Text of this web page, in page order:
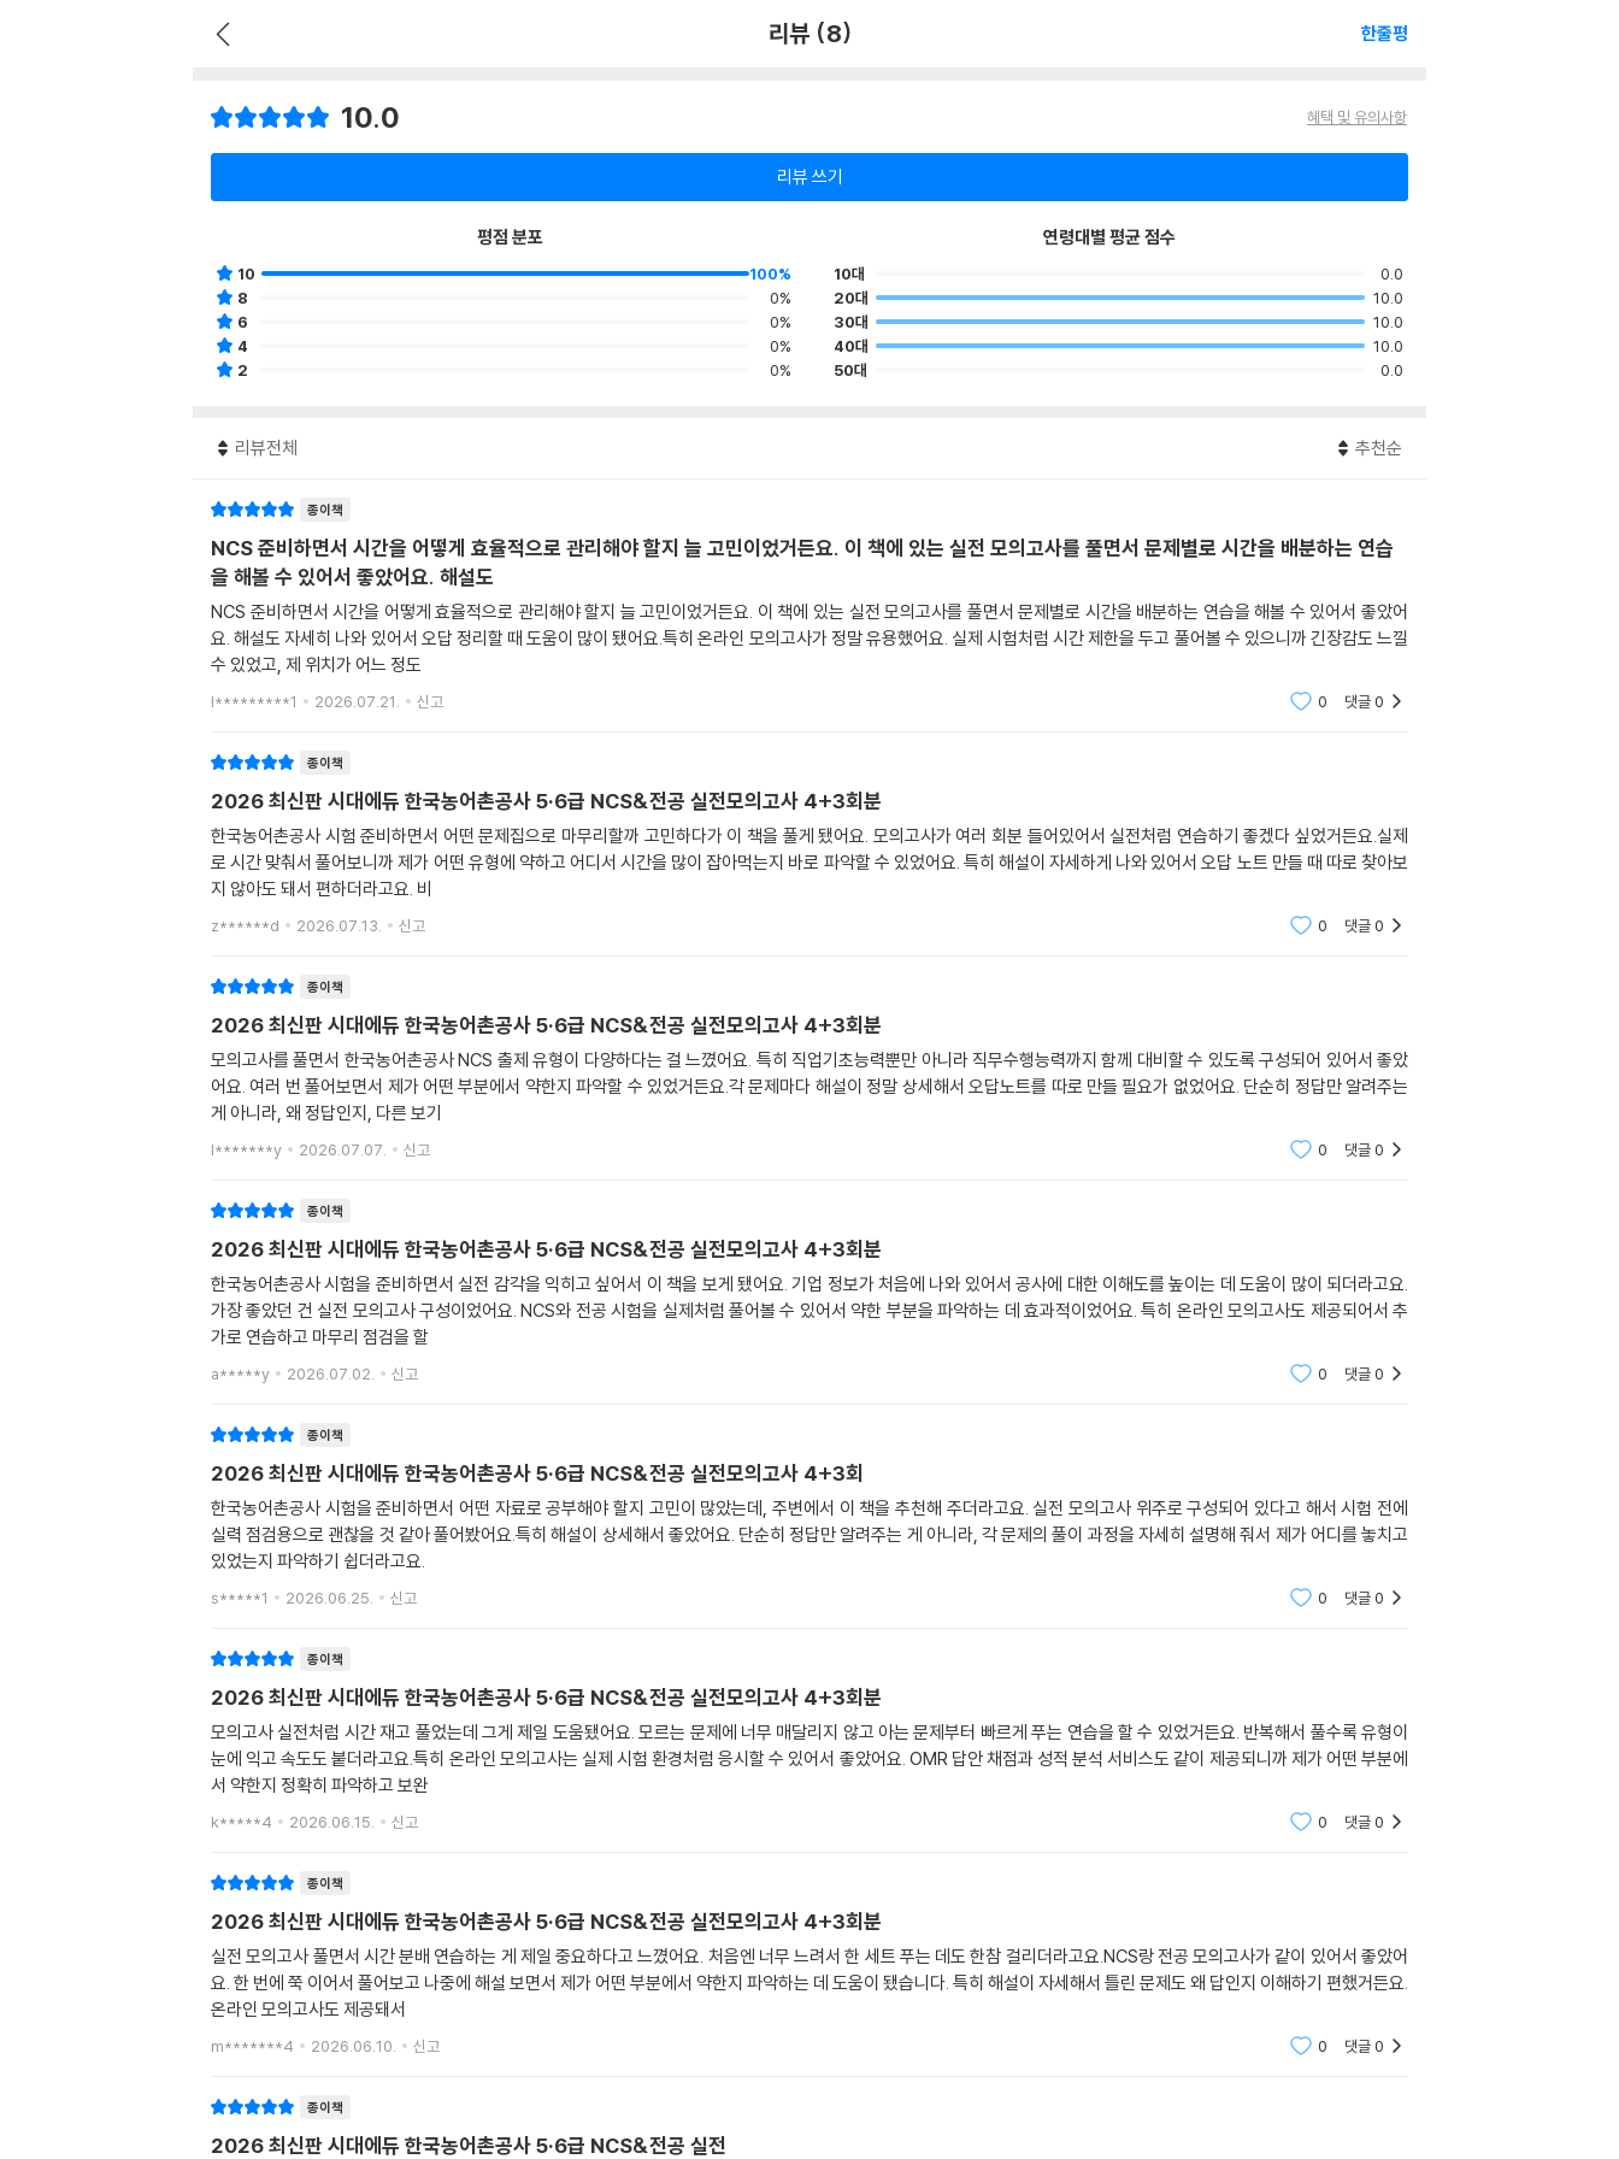
리뷰 (8) 한줄평
10.0 혜택 및 유의사항
리뷰 쓰기
평점 분포
10
100%
8
0%
6
0%
4
0%
2
0%
연령대별 평균 점수
10대
0.0
20대
10.0
30대
10.0
40대
10.0
50대
0.0
리뷰전체 추천순
종이책
NCS 준비하면서 시간을 어떻게 효율적으로 관리해야 할지 늘 고민이었거든요. 이 책에 있는 실전 모의고사를 풀면서 문제별로 시간을 배분하는 연습
을 해볼 수 있어서 좋았어요. 해설도
NCS 준비하면서 시간을 어떻게 효율적으로 관리해야 할지 늘 고민이었거든요. 이 책에 있는 실전 모의고사를 풀면서 문제별로 시간을 배분하는 연습을 해볼 수 있어서 좋았어
요. 해설도 자세히 나와 있어서 오답 정리할 때 도움이 많이 됐어요.특히 온라인 모의고사가 정말 유용했어요. 실제 시험처럼 시간 제한을 두고 풀어볼 수 있으니까 긴장감도 느낄
수 있었고, 제 위치가 어느 정도
l*********1 2026.07.21. 신고 0 댓글0
종이책
2026 최신판 시대에듀 한국농어촌공사 5·6급 NCS&전공 실전모의고사 4+3회분
한국농어촌공사 시험 준비하면서 어떤 문제집으로 마무리할까 고민하다가 이 책을 풀게 됐어요. 모의고사가 여러 회분 들어있어서 실전처럼 연습하기 좋겠다 싶었거든요.실제
로 시간 맞춰서 풀어보니까 제가 어떤 유형에 약하고 어디서 시간을 많이 잡아먹는지 바로 파악할 수 있었어요. 특히 해설이 자세하게 나와 있어서 오답 노트 만들 때 따로 찾아보
지 않아도 돼서 편하더라고요. 비
z******d 2026.07.13. 신고 0 댓글0
종이책
2026 최신판 시대에듀 한국농어촌공사 5·6급 NCS&전공 실전모의고사 4+3회분
모의고사를 풀면서 한국농어촌공사 NCS 출제 유형이 다양하다는 걸 느꼈어요. 특히 직업기초능력뿐만 아니라 직무수행능력까지 함께 대비할 수 있도록 구성되어 있어서 좋았
어요. 여러 번 풀어보면서 제가 어떤 부분에서 약한지 파악할 수 있었거든요.각 문제마다 해설이 정말 상세해서 오답노트를 따로 만들 필요가 없었어요. 단순히 정답만 알려주는
게 아니라, 왜 정답인지, 다른 보기
l*******y 2026.07.07. 신고 0 댓글0
종이책
2026 최신판 시대에듀 한국농어촌공사 5·6급 NCS&전공 실전모의고사 4+3회분
한국농어촌공사 시험을 준비하면서 실전 감각을 익히고 싶어서 이 책을 보게 됐어요. 기업 정보가 처음에 나와 있어서 공사에 대한 이해도를 높이는 데 도움이 많이 되더라고요.
가장 좋았던 건 실전 모의고사 구성이었어요. NCS와 전공 시험을 실제처럼 풀어볼 수 있어서 약한 부분을 파악하는 데 효과적이었어요. 특히 온라인 모의고사도 제공되어서 추
가로 연습하고 마무리 점검을 할
a*****y 2026.07.02. 신고 0 댓글0
종이책
2026 최신판 시대에듀 한국농어촌공사 5·6급 NCS&전공 실전모의고사 4+3회
한국농어촌공사 시험을 준비하면서 어떤 자료로 공부해야 할지 고민이 많았는데, 주변에서 이 책을 추천해 주더라고요. 실전 모의고사 위주로 구성되어 있다고 해서 시험 전에
실력 점검용으로 괜찮을 것 같아 풀어봤어요.특히 해설이 상세해서 좋았어요. 단순히 정답만 알려주는 게 아니라, 각 문제의 풀이 과정을 자세히 설명해 줘서 제가 어디를 놓치고
있었는지 파악하기 쉽더라고요.
s*****1 2026.06.25. 신고 0 댓글0
종이책
2026 최신판 시대에듀 한국농어촌공사 5·6급 NCS&전공 실전모의고사 4+3회분
모의고사 실전처럼 시간 재고 풀었는데 그게 제일 도움됐어요. 모르는 문제에 너무 매달리지 않고 아는 문제부터 빠르게 푸는 연습을 할 수 있었거든요. 반복해서 풀수록 유형이
눈에 익고 속도도 붙더라고요.특히 온라인 모의고사는 실제 시험 환경처럼 응시할 수 있어서 좋았어요. OMR 답안 채점과 성적 분석 서비스도 같이 제공되니까 제가 어떤 부분에
서 약한지 정확히 파악하고 보완
k*****4 2026.06.15. 신고 0 댓글0
종이책
2026 최신판 시대에듀 한국농어촌공사 5·6급 NCS&전공 실전모의고사 4+3회분
실전 모의고사 풀면서 시간 분배 연습하는 게 제일 중요하다고 느꼈어요. 처음엔 너무 느려서 한 세트 푸는 데도 한참 걸리더라고요.NCS랑 전공 모의고사가 같이 있어서 좋았어
요. 한 번에 쭉 이어서 풀어보고 나중에 해설 보면서 제가 어떤 부분에서 약한지 파악하는 데 도움이 됐습니다. 특히 해설이 자세해서 틀린 문제도 왜 답인지 이해하기 편했거든요.
온라인 모의고사도 제공돼서
m*******4 2026.06.10. 신고 0 댓글0
종이책
2026 최신판 시대에듀 한국농어촌공사 5·6급 NCS&전공 실전